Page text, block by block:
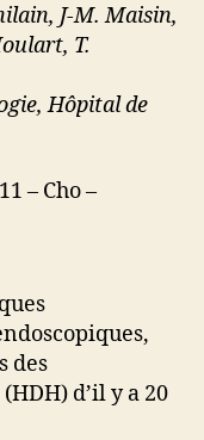
J-M. Maisin,
T.
Hôpital de
– Cho –
des
d’il y a 20